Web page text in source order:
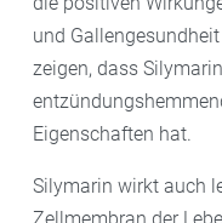
und
zeigen, dass
Eigenschaften hat.
Silymarin wirkt auch